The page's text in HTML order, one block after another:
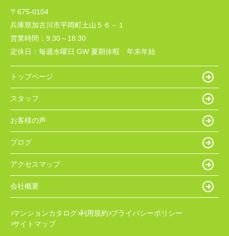
〒675-0104
兵庫県加古川市平岡町土山５６－１
営業時間： 9:30～18:30
定休日： 毎週水曜日 GW 夏期休暇 年末年始
トップページ
スタッフ
お客様の声
ブログ
アクセスマップ
会社概要
マンションカタログ 利用規約 プライバシーポリシー
サイトマップ